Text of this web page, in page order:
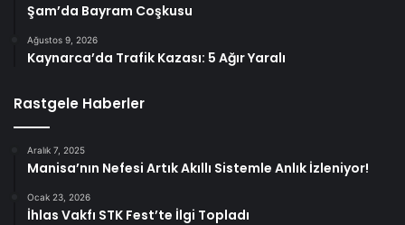
Şam’da Bayram Coşkusu
Ağustos 9, 2026
Kaynarca’da Trafik Kazası: 5 Ağır Yaralı
Rastgele Haberler
Aralık 7, 2025
Manisa’nın Nefesi Artık Akıllı Sistemle Anlık İzleniyor!
Ocak 23, 2026
İhlas Vakfı STK Fest’te İlgi Topladı